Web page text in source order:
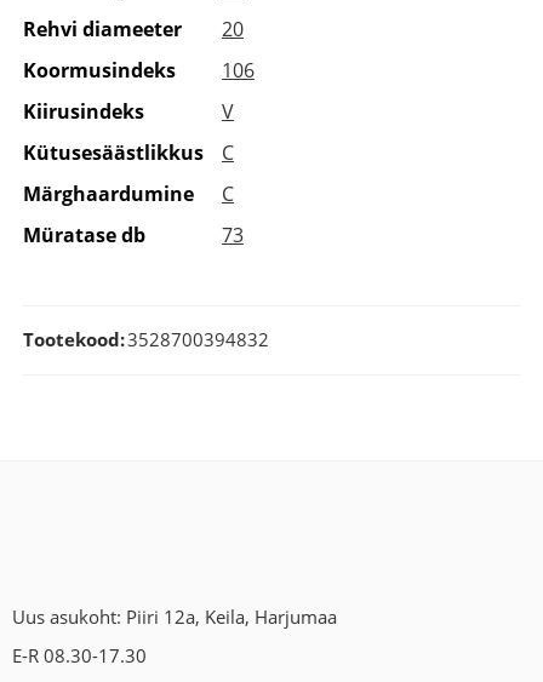
Rehvi diameeter
20
Koormusindeks
106
Kiirusindeks
V
Kütusesäästlikkus
C
Märghaardumine
C
Müratase db
73
Tootekood:3528700394832
Uus asukoht: Piiri 12a, Keila, Harjumaa
E-R 08.30-17.30